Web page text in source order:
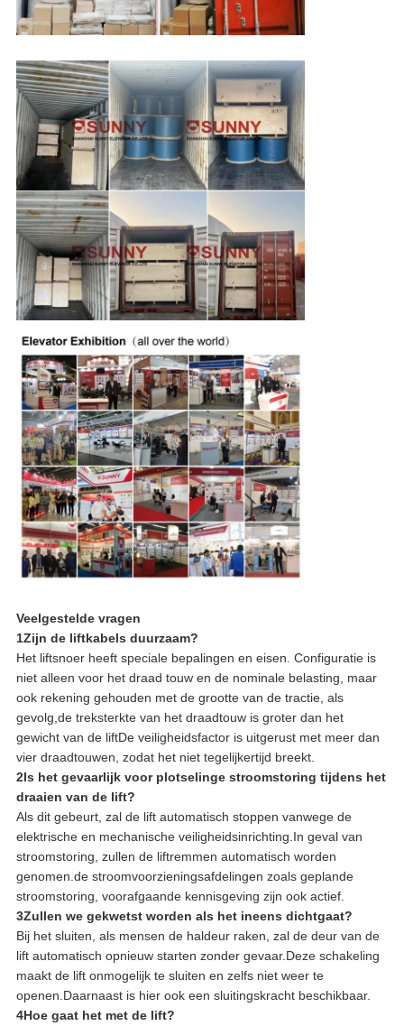
Veelgestelde vragen
1Zijn de liftkabels duurzaam?
Het liftsnoer heeft speciale bepalingen en eisen. Configuratie is
niet alleen voor het draad touw en de nominale belasting, maar
ook rekening gehouden met de grootte van de tractie, als
gevolg,de treksterkte van het draadtouw is groter dan het
gewicht van de liftDe veiligheidsfactor is uitgerust met meer dan
vier draadtouwen, zodat het niet tegelijkertijd breekt.
2Is het gevaarlijk voor plotselinge stroomstoring tijdens het
draaien van de lift?
Als dit gebeurt, zal de lift automatisch stoppen vanwege de
elektrische en mechanische veiligheidsinrichting.In geval van
stroomstoring, zullen de liftremmen automatisch worden
genomen.de stroomvoorzieningsafdelingen zoals geplande
stroomstoring, voorafgaande kennisgeving zijn ook actief.
3Zullen we gekwetst worden als het ineens dichtgaat?
Bij het sluiten, als mensen de haldeur raken, zal de deur van de
lift automatisch opnieuw starten zonder gevaar.Deze schakeling
maakt de lift onmogelijk te sluiten en zelfs niet weer te
openen.Daarnaast is hier ook een sluitingskracht beschikbaar.
4Hoe gaat het met de lift?